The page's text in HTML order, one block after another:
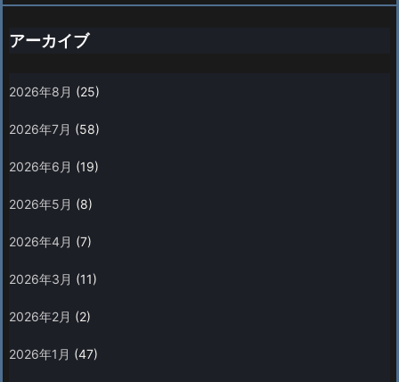
アーカイブ
2026年8月 (25)
2026年7月 (58)
2026年6月 (19)
2026年5月 (8)
2026年4月 (7)
2026年3月 (11)
2026年2月 (2)
2026年1月 (47)